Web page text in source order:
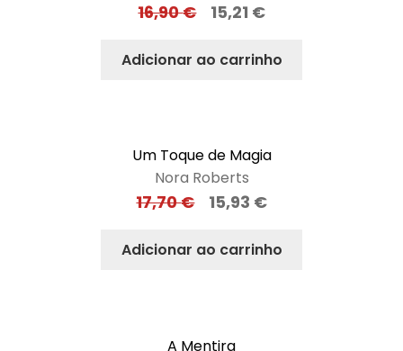
16,90€ 15,21 €
Adicionar ao carrinho
Um Toque de Magia
Nora Roberts
17,70€ 15,93 €
Adicionar ao carrinho
A Mentira